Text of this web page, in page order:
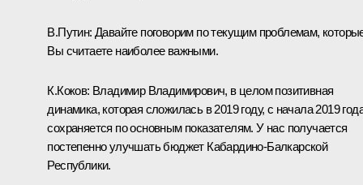
В.Путин: Давайте поговорим по текущим проблемам,
Вы считаете наиболее важными.
К.Коков: Владимир Владимирович, в целом позитивная
динамика, которая сложилась в 2019 году, с начала 2019
сохраняется по основным показателям. У нас получается
постепенно улучшать бюджет Кабардино-Балкарской
Республики.